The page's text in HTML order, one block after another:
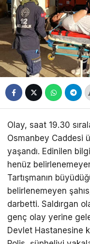
Olay, saat 19.30
Osmanbey Caddesi
yaşandı. Edinilen
henüz
Tartışmanın
belirlenemeyen
darbetti. Saldırgan
genç olay yerine
Devlet Hastanesine